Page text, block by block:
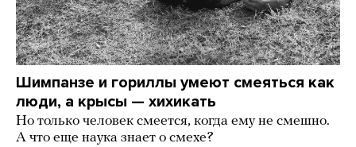
Шимпанзе и гориллы умеют смеяться как
люди, а крысы — хихикать
Но только человек смеется, когда ему не смешно.
А что еще наука знает о смехе?